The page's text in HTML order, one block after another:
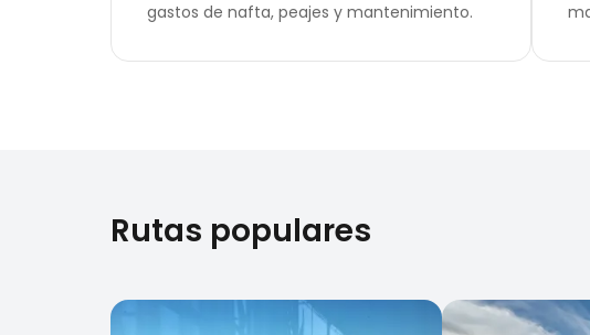
gastos de nafta, peajes y mantenimiento.
Rutas populares